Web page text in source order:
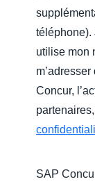
téléphone).
utilise mon
Concur,
SAP